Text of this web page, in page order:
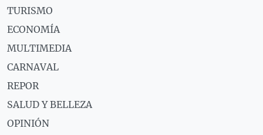
TURISMO
ECONOMÍA
MULTIMEDIA
CARNAVAL
REPOR
SALUD Y BELLEZA
OPINIÓN